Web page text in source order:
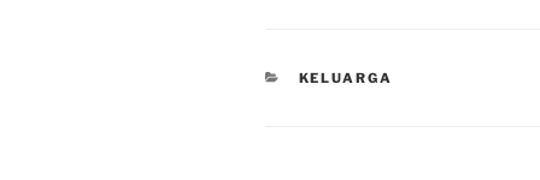
CATEGORIES
KELUARGA